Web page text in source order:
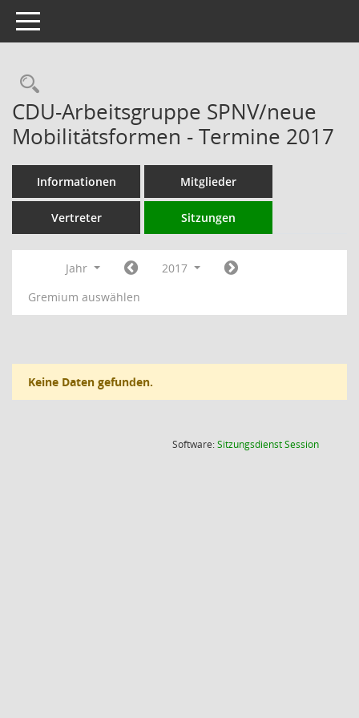
Toggle navigation
Rechercheauswahl
CDU-Arbeitsgruppe SPNV/neue
Mobilitätsformen - Termine 2017
Informationen Mitglieder
Vertreter Sitzungen
Jahr
2017
Gremium auswählen
Keine Daten gefunden.
Software:SitzungsdienstSession(Wird in